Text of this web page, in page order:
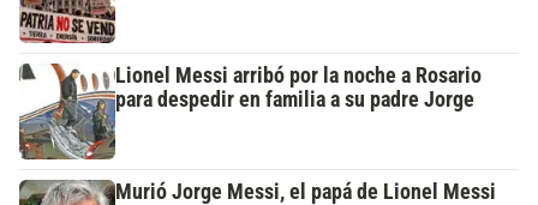
Lionel Messi arribó por la noche a Rosario
para despedir en familia a su padre Jorge
Murió Jorge Messi, el papá de Lionel Messi